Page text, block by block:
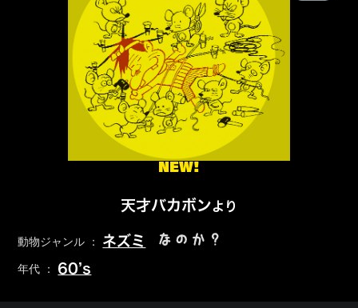
NEW!
天才バカボンより
動物ジャンル ： ネズミ なのか？
年代 ： 60’s